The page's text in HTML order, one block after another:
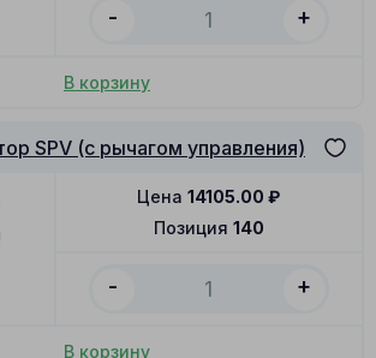
- +
В корзину
SPV (с рычагом управления)
Позиция 140
Цена 14105.00 ₽
- +
В корзину